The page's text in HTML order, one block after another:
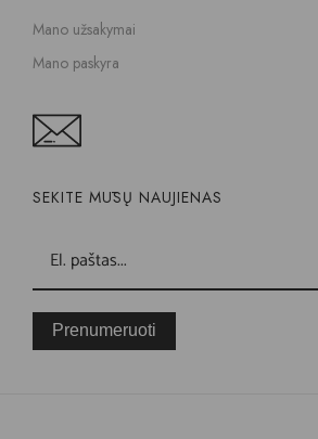
Mano užsakymai
Mano paskyra
SEKITE MŪSŲ NAUJIENAS
Prenumeruoti